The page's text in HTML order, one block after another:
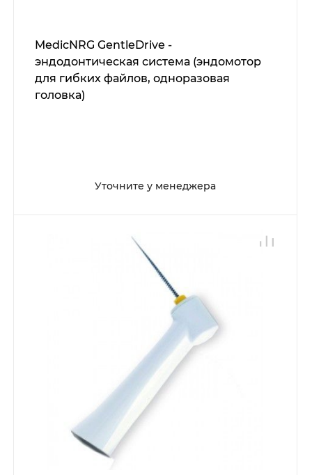
MedicNRG GentleDrive -
эндодонтическая система (эндомотор
для гибких файлов, одноразовая
головка)
Уточните у менеджера